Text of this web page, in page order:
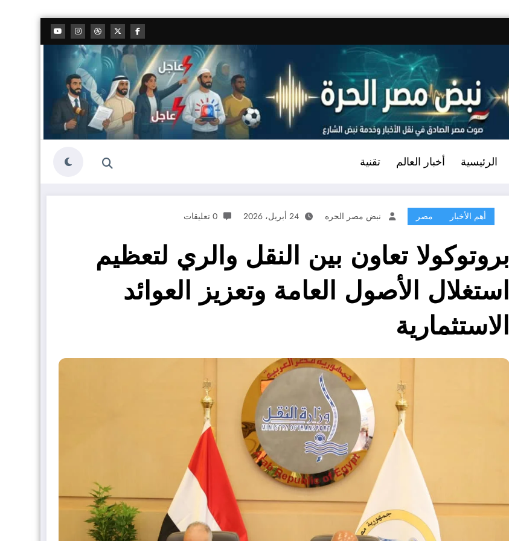
الرئيسية أخبار العالم تقنية
أهم الأخبار مصر نبض مصر الحره 24 أبريل، 2026 0 تعليقات
بروتوكولا تعاون بين النقل والري لتعظيم
استغلال الأصول العامة وتعزيز العوائد
الاستثمارية